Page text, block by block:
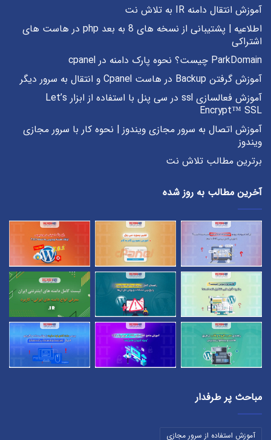
آموزش انتقال دامنه IR به تلاش نت
اطلاعیه | پشتیبانی از نسخه های 8 به بعد php در هاست های
اشتراکی
ParkDomain چیست؟ نحوه پارک دامنه در cpanel
آموزش گرفتن Backup در هاست Cpanel و انتقال به سرور دیگر
آموزش فعالسازی ssl در سی پنل با استفاده از ابزار Let’s
Encrypt™ SSL
آموزش اتصال به سرور مجازی ویندوز | نحوه کار با سرور مجازی
ویندوز
برترین مطالب تلاش نت
آخرین مطالب به روز شده
مباحث پر طرفدار
آموزش استفاده از سرور مجازی